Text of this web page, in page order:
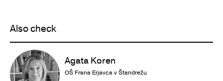
Also check
Agata Koren
OŠ Frana Erjavca v Štandrežu